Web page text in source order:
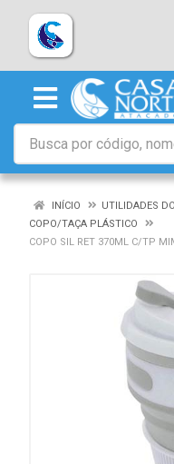
INÍCIO
UTILIDADES
COPO/TAÇA PLÁSTICO
COPO SIL RET 370ML C/TP